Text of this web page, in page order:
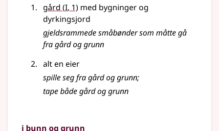
gård (1
I, 1) med bygninger og
dyrkingsjord
gjeldsrammede småbønder som måtte gå
fra gård og grunn
alt en eier
spille seg fra gård og grunn;
tape både gård og grunn
i bunn og grunn